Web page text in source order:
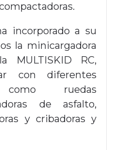
incorporado a su
la minicargadora
MULTISKID RC,
con diferentes
como ruedas
de asfalto,
y cribadoras y